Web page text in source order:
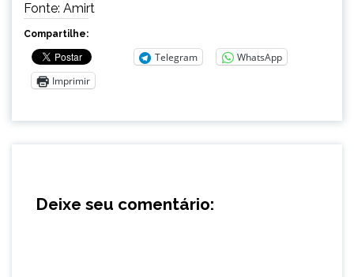
Fonte: Amirt
Compartilhe:
Telegram
WhatsApp
Imprimir
Deixe seu comentário: